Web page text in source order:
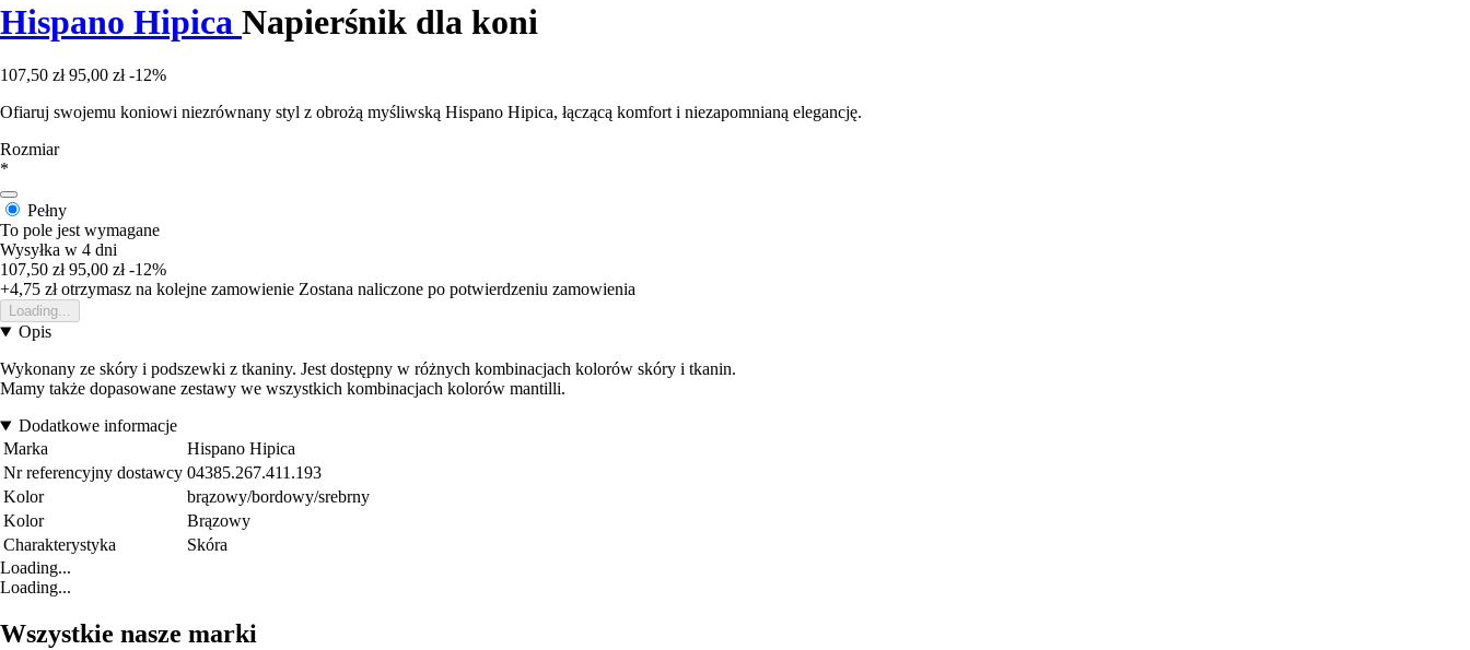
Hispano Hipica Napierśnik dla koni
107,50 zł 95,00 zł -12%
Ofiaruj swojemu koniowi niezrównany styl z obrożą myśliwską Hispano Hipica, łączącą komfort i niezapomnianą elegancję.
Rozmiar
*
Pełny
To pole jest wymagane
Wysyłka w 4 dni
107,50 zł 95,00 zł -12%
+4,75 złotrzymasz na kolejne zamowienie Zostana naliczone po potwierdzeniu zamowienia
Loading...
Opis
Wykonany ze skóry i podszewki z tkaniny. Jest dostępny w różnych kombinacjach kolorów skóry i tkanin.
Mamy także dopasowane zestawy we wszystkich kombinacjach kolorów mantilli.
Dodatkowe informacje
Marka
Hispano Hipica
Nr referencyjny dostawcy 04385.267.411.193
Kolor
brązowy/bordowy/srebrny
Kolor
Brązowy
Charakterystyka
Skóra
Loading...
Loading...
Wszystkie nasze marki